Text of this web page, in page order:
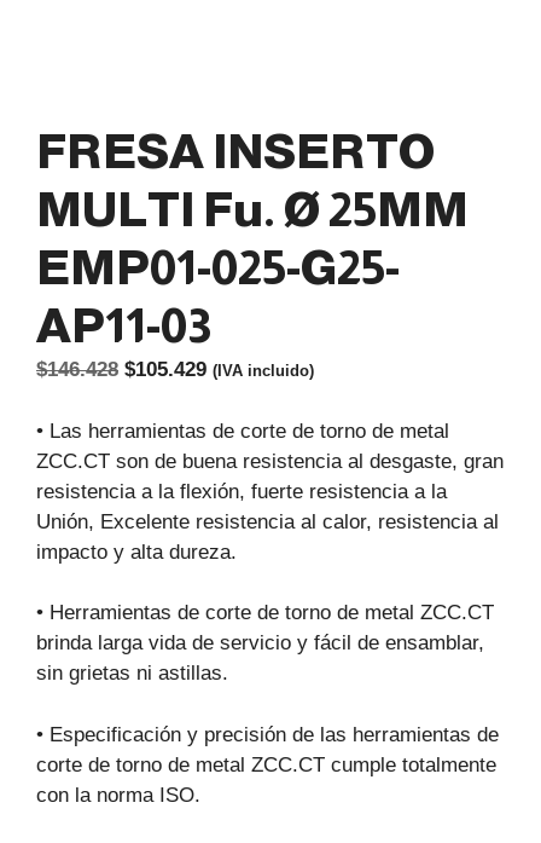
FRESA INSERTO
MULTI Fu. Ø 25MM
EMP01-025-G25-
AP11-03
$146.428 El
original
era:
$146.428.
$105.429El
actual
es:
$105.429.
(IVA incluido)
• Las herramientas de corte de torno de metal
ZCC.CT son de buena resistencia al desgaste, gran
resistencia a la flexión, fuerte resistencia a la
Unión, Excelente resistencia al calor, resistencia al
impacto y alta dureza.
• Herramientas de corte de torno de metal ZCC.CT
brinda larga vida de servicio y fácil de ensamblar,
sin grietas ni astillas.
• Especificación y precisión de las herramientas de
corte de torno de metal ZCC.CT cumple totalmente
con la norma ISO.